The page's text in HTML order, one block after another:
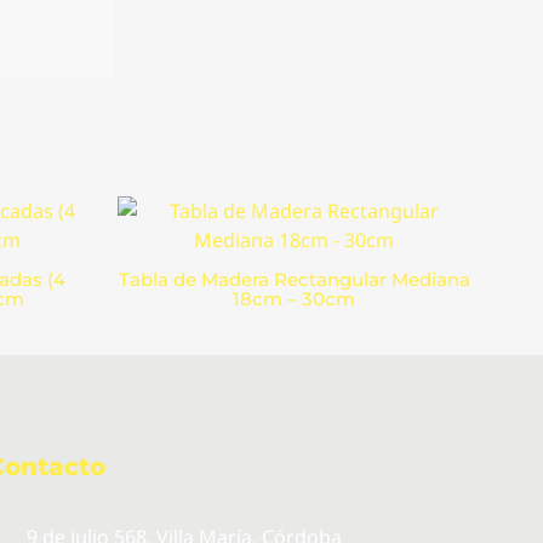
(4
Tabla de Madera Rectangular Mediana
18cm – 30cm
9 de julio 568, Villa María. Córdoba